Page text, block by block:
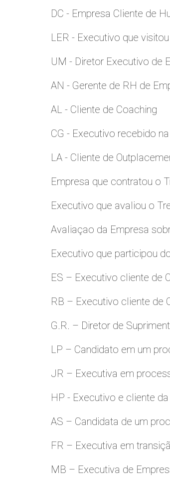
DC - Empresa Cliente de
LER - Executivo que
UM - Diretor Executivo de
AN - Gerente de RH de
AL - Cliente de Coaching
CG - Executivo recebido
LA - Cliente de
Empresa que contratou o
Executivo que avaliou o
Avaliaçao da Empresa
Executivo que participou
ES – Executivo cliente de
RB – Executivo cliente de
G.R. – Diretor de
LP – Candidato em um
JR – Executiva em
HP - Executivo e cliente
AS – Candidata de um
FR – Executiva em
MB – Executiva de